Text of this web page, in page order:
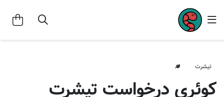
تیشرت
کوئری درخواست تیشرت